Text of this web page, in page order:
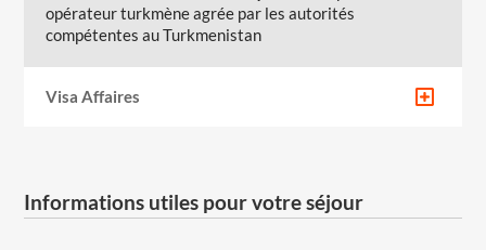
opérateur turkmène agrée par les autorités
compétentes au Turkmenistan
Visa Affaires
Informations utiles pour votre séjour